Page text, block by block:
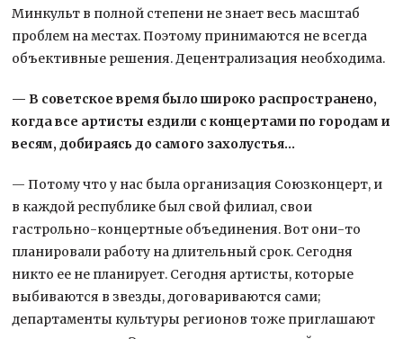
Минкульт в полной степени не знает весь масштаб
проблем на местах. Поэтому принимаются не всегда
объективные решения. Децентрализация необходима.
— В советское время было широко распространено,
когда все артисты ездили с концертами по городам и
весям, добираясь до самого захолустья…
— Потому что у нас была организация Союзконцерт, и
в каждой республике был свой филиал, свои
гастрольно-концертные объединения. Вот они-то
планировали работу на длительный срок. Сегодня
никто ее не планирует. Сегодня артисты, которые
выбиваются в звезды, договариваются сами;
департаменты культуры регионов тоже приглашают